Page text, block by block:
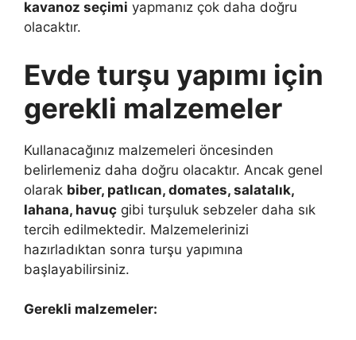
kavanoz seçimi yapmanız çok daha doğru
olacaktır.
Evde turşu yapımı için
gerekli malzemeler
Kullanacağınız malzemeleri öncesinden
belirlemeniz daha doğru olacaktır. Ancak genel
olarak biber, patlıcan, domates, salatalık,
lahana, havuç gibi turşuluk sebzeler daha sık
tercih edilmektedir. Malzemelerinizi
hazırladıktan sonra turşu yapımına
başlayabilirsiniz.
Gerekli malzemeler: